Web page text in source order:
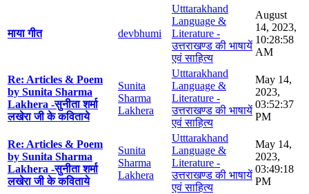
माया गीत devbhumi
Utttarakhand
Language &
Literature -
उत्तराखण्ड की भाषायें
एवं साहित्य
August
14, 2023,
10:28:58
AM
Re: Articles & Poem
by Sunita Sharma
Lakhera -सुनीता शर्मा
लखेरा जी के कविताये
Sunita
Sharma
Lakhera
Utttarakhand
Language &
Literature -
उत्तराखण्ड की भाषायें
एवं साहित्य
May 14,
2023,
03:52:37
PM
Re: Articles & Poem
by Sunita Sharma
Lakhera -सुनीता शर्मा
लखेरा जी के कविताये
Sunita
Sharma
Lakhera
Utttarakhand
Language &
Literature -
उत्तराखण्ड की भाषायें
एवं साहित्य
May 14,
2023,
03:49:18
PM